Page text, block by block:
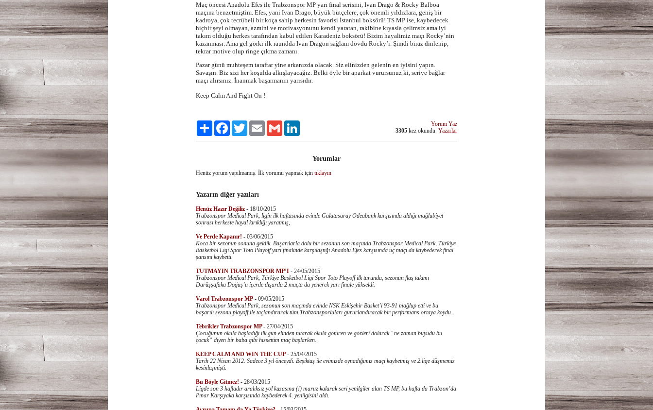
Maç öncesi Anadolu Efes ile Trabzonspor MP yarı final serisini, Ivan Drago & Rocky Balboa
maçına benzetmiştim. Efes, yani Ivan Drago, büyük bütçelere, çok önemli yıldızlara, geniş bir
kadroya, çok tecrübeli bir koça sahip herkesin favorisi İstanbul boksörü! TS MP ise, kaybedecek
hiçbir şeyi olmayan, azmini ve motivasyonunu kendi yaratan, rakibine kıyasla çelimsiz ama iyi
takım olduğu herkes tarafından kabul edilen Karadeniz boksörü! Bizim hayalimiz maçı Rocky’nin
kazanması. Ama gel görki ilk raundda Ivan Dragon sağlam dövdü Rocky’i. Şimdi biraz dinlenip,
tekrar motive olup ringe çıkma zamanı.
Pazar günü muhteşem taraftar yine arkanızda olacak. Siz elinizden gelenin en iyisini yapın.
Savaşın. Biz sizi her koşulda alkışlayacağız. Belki öyle bir aparkat vurursunuz ki, seriye bağlar
maçı alırsınız. İnanmak başarmanın yarısıdır.
Keep Calm And Fight On !
Paylaş FacebookTwitter Email Gmail
Yorum Yaz
3305 kez okundu. Yazarlar
Yorumlar
Henüz yorum yapılmamış. İlk yorumu yapmak için tıklayın
Yazarın diğer yazıları
Henüz Hazır Değiliz - 18/10/2015
Trabzonspor Medical Park, ligin ilk haftasında evinde Galatasaray Odeabank karşısında aldığı mağlubiyet
sonrası herkeste hayal kırıklığı yaratmış,
Ve Perde Kapanır! - 03/06/2015
Koca bir sezonun sonuna geldik. Başarılarla dolu bir sezonun son maçında Trabzonspor Medical Park, Türkiye
Basketbol Ligi Spor Toto Playoff yarı finalinde karşılaştığı Anadolu Efes karşısında üç maçı da kaybederek final
şansını kaybetti.
TUTMAYIN TRABZONSPOR MP’I - 24/05/2015
Trabzonspor Medical Park, Türkiye Basketbol Ligi Spor Toto Playoff ilk turunda, sezonun flaş takımı
Darüşşafaka Doğuş’u içerde dışarda 2 maçta da yenerek yarı finale yükseldi.
Varol Trabzonspor MP - 09/05/2015
Trabzonspor Medical Park, sezonun son maçında evinde NSK Eskişehir Basket’i 93-91 mağlup etti ve bu
başarılı sezonu playoff ile taçlandırarak tüm Trabzonsporluları gururlandıracak bir performans ortaya koydu.
Tebrikler Trabzonspor MP- 27/04/2015
Çocuğunun okula başladığı ilk gün elinden tutarak okula götüren ve gözleri dolarak “ne zaman büyüdü bu
çocuk” diyen bir baba gibi hissettim maç başlarken.
KEEP CALM AND WIN THE CUP - 25/04/2015
Tarih 22 Nisan 2012. Sadece 3 yıl önceydi. Beşiktaş ile evimizde oynadığımız maçı kaybetmiş ve 2.lige düşmemiz
kesinleşmişti.
Bu Böyle Gitmez! - 28/03/2015
Ligde son 3 haftadır aralıksız yol kazasına (!) maruz kalarak seri yenilgiler alan TS MP, bu hafta da Trabzon’da
Pınar Karşıyaka karşısında kaybederek 4. yenilgisini aldı.